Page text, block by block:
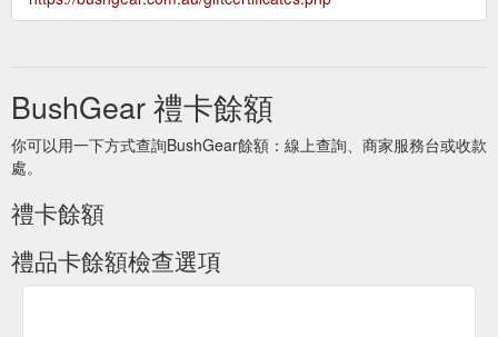
BushGear 禮卡餘額
你可以用一下方式查詢BushGear餘額：線上查詢、商家服務台或收款
處。
禮卡餘額
禮品卡餘額檢查選項